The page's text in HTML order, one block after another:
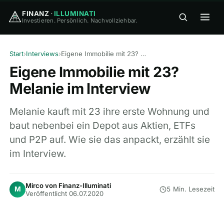
FINANZ · ILLUMINATI
Investieren. Persönlich. Nachvollziehbar.
FINANZ·ILLUMINATI
🏠Home
🎓 Wissen
⚖️ Vergleiche ▾
Start›Interviews› Eigene Immobilie mit 23? Melanie im Interview
Eigene Immobilie mit 23?
Melanie im Interview
Melanie kauft mit 23 ihre erste Wohnung und
baut nebenbei ein Depot aus Aktien, ETFs
und P2P auf. Wie sie das anpackt, erzählt sie
im Interview.
M
Mirco von Finanz-Illuminati
Veröffentlicht 06.07.2020
5 Min. Lesezeit